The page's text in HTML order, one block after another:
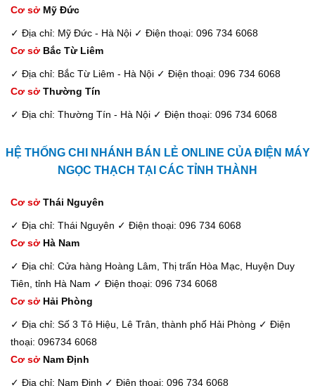
Cơ sở Mỹ Đức
✓ Địa chỉ: Mỹ Đức - Hà Nội ✓ Điện thoại: 096 734 6068
Cơ sở Bắc Từ Liêm
✓ Địa chỉ: Bắc Từ Liêm - Hà Nội ✓ Điện thoại: 096 734 6068
Cơ sở Thường Tín
✓ Địa chỉ: Thường Tín - Hà Nội ✓ Điện thoại: 096 734 6068
HỆ THỐNG CHI NHÁNH BÁN LẺ ONLINE CỦA ĐIỆN MÁY
NGỌC THẠCH TẠI CÁC TỈNH THÀNH
Cơ sở Thái Nguyên
✓ Địa chỉ: Thái Nguyên ✓ Điện thoại: 096 734 6068
Cơ sở Hà Nam
✓ Địa chỉ: Cửa hàng Hoàng Lâm, Thị trấn Hòa Mạc, Huyện Duy
Tiên, tỉnh Hà Nam ✓ Điện thoại: 096 734 6068
Cơ sở Hải Phòng
✓ Địa chỉ: Số 3 Tô Hiệu, Lê Trân, thành phố Hải Phòng ✓ Điện
thoại: 096734 6068
Cơ sở Nam Định
✓ Địa chỉ: Nam Định ✓ Điện thoại: 096 734 6068